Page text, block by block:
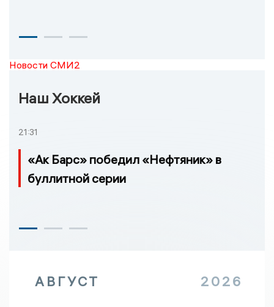
Новости СМИ2
Наш Хоккей
21:31
«Ак Барс» победил «Нефтяник» в
буллитной серии
АВГУСТ 2026